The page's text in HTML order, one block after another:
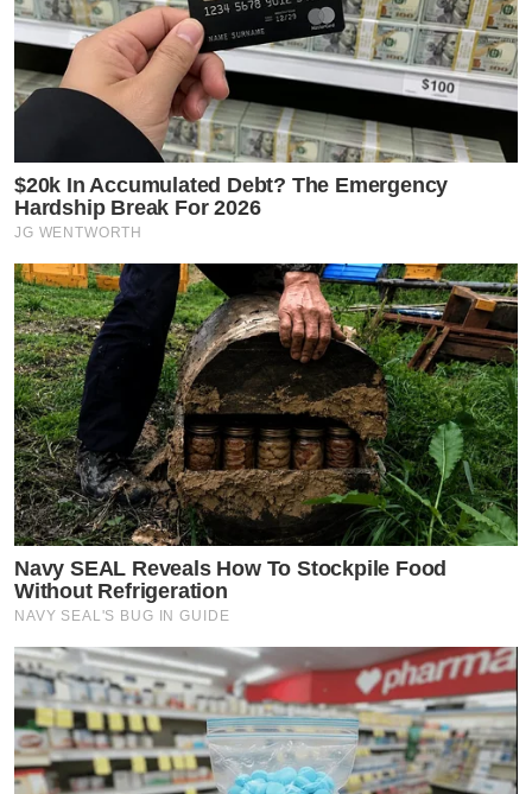
$20k In Accumulated Debt? The Emergency
Hardship Break For 2026
JG WENTWORTH
Navy SEAL Reveals How To Stockpile Food
Without Refrigeration
NAVY SEAL'S BUG IN GUIDE